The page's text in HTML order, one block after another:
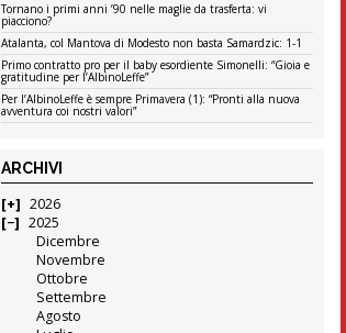
Tornano i primi anni ’90 nelle maglie da trasferta: vi
piacciono?
Atalanta, col Mantova di Modesto non basta Samardzic: 1-1
Primo contratto pro per il baby esordiente Simonelli: “Gioia e
gratitudine per l’AlbinoLeffe”
Per l’AlbinoLeffe è sempre Primavera (1): “Pronti alla nuova
avventura coi nostri valori”
ARCHIVI
2026
2025
Dicembre
Novembre
Ottobre
Settembre
Agosto